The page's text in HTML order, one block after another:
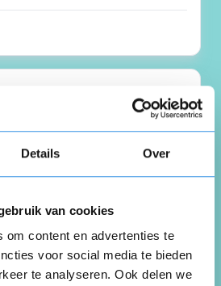
Details Over
van cookies
om content en advertenties te
voor social media te bieden
te analyseren. Ook delen we